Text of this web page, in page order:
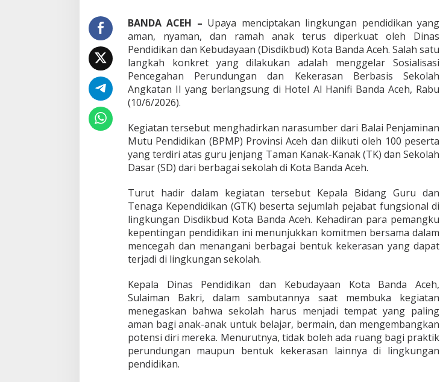
h
a
n
P
r
u
n
n
g
a
n
d
S
e
k
o
l
a
h
BANDA ACEH – Upaya menciptakan lingkungan pendidikan yang
aman, nyaman, dan ramah anak terus diperkuat oleh Dinas
Pendidikan dan Kebudayaan (Disdikbud) Kota Banda Aceh. Salah satu
langkah konkret yang dilakukan adalah menggelar Sosialisasi
Pencegahan Perundungan dan Kekerasan Berbasis Sekolah
Angkatan II yang berlangsung di Hotel Al Hanifi Banda Aceh, Rabu
(10/6/2026).
Kegiatan tersebut menghadirkan narasumber dari Balai Penjaminan
Mutu Pendidikan (BPMP) Provinsi Aceh dan diikuti oleh 100 peserta
yang terdiri atas guru jenjang Taman Kanak-Kanak (TK) dan Sekolah
Dasar (SD) dari berbagai sekolah di Kota Banda Aceh.
Turut hadir dalam kegiatan tersebut Kepala Bidang Guru dan
Tenaga Kependidikan (GTK) beserta sejumlah pejabat fungsional di
lingkungan Disdikbud Kota Banda Aceh. Kehadiran para pemangku
kepentingan pendidikan ini menunjukkan komitmen bersama dalam
mencegah dan menangani berbagai bentuk kekerasan yang dapat
terjadi di lingkungan sekolah.
Kepala Dinas Pendidikan dan Kebudayaan Kota Banda Aceh,
Sulaiman Bakri, dalam sambutannya saat membuka kegiatan
menegaskan bahwa sekolah harus menjadi tempat yang paling
aman bagi anak-anak untuk belajar, bermain, dan mengembangkan
potensi diri mereka. Menurutnya, tidak boleh ada ruang bagi praktik
perundungan maupun bentuk kekerasan lainnya di lingkungan
pendidikan.